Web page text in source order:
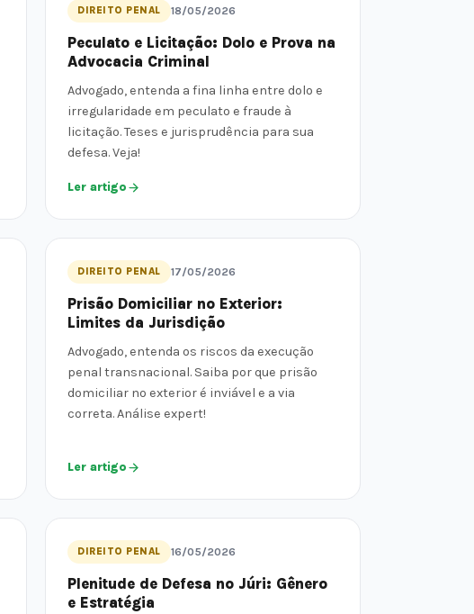
DIREITO PENAL 18/05/2026
Peculato e Licitação: Dolo e Prova na
Advocacia Criminal
Advogado, entenda a fina linha entre dolo e
irregularidade em peculato e fraude à
licitação. Teses e jurisprudência para sua
defesa. Veja!
Ler artigo
DIREITO PENAL 17/05/2026
Prisão Domiciliar no Exterior:
Limites da Jurisdição
Advogado, entenda os riscos da execução
penal transnacional. Saiba por que prisão
domiciliar no exterior é inviável e a via
correta. Análise expert!
Ler artigo
DIREITO PENAL 16/05/2026
Plenitude de Defesa no Júri: Gênero
e Estratégia